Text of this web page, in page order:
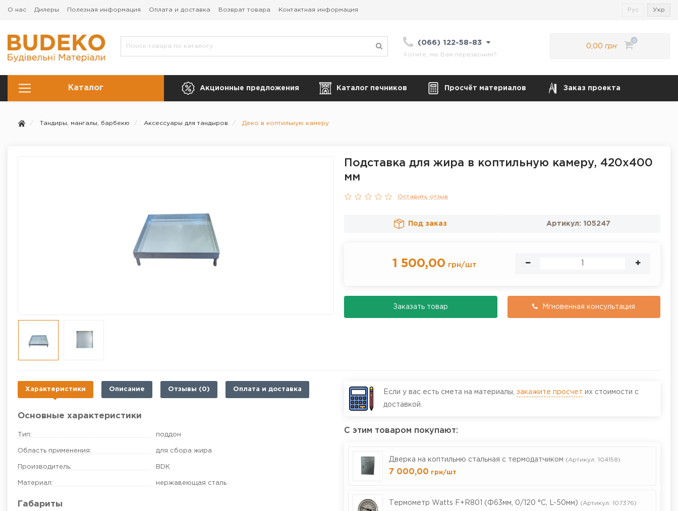
О нас Дилеры Полезная информация Оплата и доставка Возврат товара Контактная информация Рус Укр
(066) 122-58-83
Хотите, мы Вам перезвоним?
0,00 грн
0
Каталог Акционные предложения Каталог печников Просчёт материалов Заказ проекта
Тандиры, мангалы, барбекю Аксессуары для тандыров Деко в коптильную камеру
Подставка для жира в коптильную камеру, 420х400
мм
Оставить отзыв
Под заказ Артикул: 105247
1 500,00 грн/шт
Заказать товар Мгновенная консультация
Характеристики Описание Отзывы (0) Оплата и доставка
Основные характеристики
Тип: поддон
Область применения: для сбора жира
Производитель: BDK
Материал: нержавеющая сталь
Габариты
Если у вас есть смета на материалы, закажите просчет их стоимости с
доставкой.
С этим товаром покупают:
Дверка на коптильню стальная с термодатчиком (Артикул: 104158)
7 000,00 грн/шт
Термометр Watts F+R801 (Ф63мм, 0/120 °С, L-50мм) (Артикул: 107376)